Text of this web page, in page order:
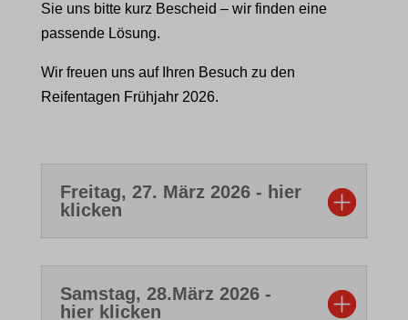
Sie uns bitte kurz Bescheid – wir finden eine
passende Lösung.
Wir freuen uns auf Ihren Besuch zu den
Reifentagen Frühjahr 2026.
Freitag, 27. März 2026 - hier
klicken
Samstag, 28.März 2026 -
hier klicken